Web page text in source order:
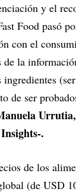
y el
Food pasó
con el
de la
de ser
.
de los
(de USD